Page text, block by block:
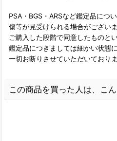
PSA・BGS・ARSなど鑑定品につ
傷等が見受けられる場合がございま
ご購入した段階で同意したものと
鑑定品につきましては細かい状態
一切お断りさせていただいておりま
この商品を買った人は、こ